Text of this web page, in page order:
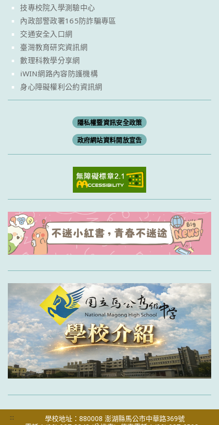
技專校院入學測驗中心
內政部警政署165防詐騙專區
交通安全入口網
臺灣教育研究資訊網
數理科教學分享網
iWIN網路內容防護機構
身心障礙權利公約資訊網
隱私權暨資訊安全政策
政府網站資料開放宣告
:::
學校地址：880008 澎湖縣馬公市中華路369號